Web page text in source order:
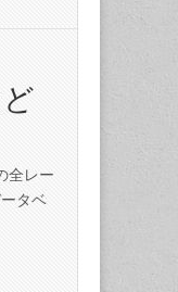
全レー
タベ